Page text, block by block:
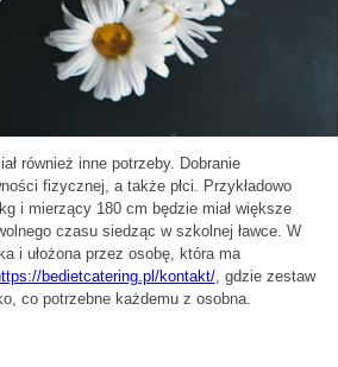
również inne potrzeby. Dobranie
fizycznej, a także płci. Przykładowo
i mierzący 180 cm będzie miał większe
czasu siedząc w szkolnej ławce. W
i ułożona przez osobę, która ma
bedietcatering.pl/kontakt/, gdzie zestaw
co potrzebne każdemu z osobna.